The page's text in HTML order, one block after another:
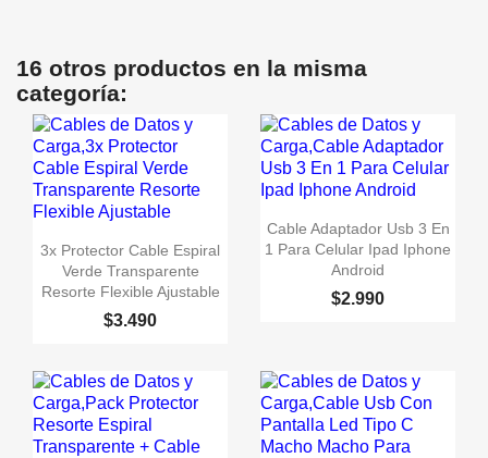
16 otros productos en la misma
categoría:
 Vista rápida
3x Protector Cable Espiral
Verde Transparente
Resorte Flexible Ajustable
$3.490
 Vista rápida
Cable Adaptador Usb 3 En
1 Para Celular Ipad Iphone
Android
$2.990